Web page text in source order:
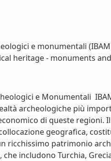
e monumentali
heritage - monuments
e Monumentali 
archeologiche più
di queste regioni.
geografica,
ricchissimo patrimonio
che includono Turchia,